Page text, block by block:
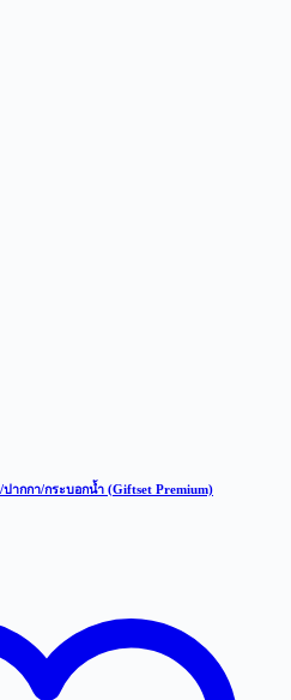
ากกา/กระบอกน้ำ (Giftset Premium)